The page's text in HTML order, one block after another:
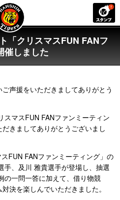
「クリスマスFUN FANフ
催しました
声援をいただきましてありがとう
スマスFUN FANファンミーティン
きましてありがとうございまし
FUN FANファンミーティング」の
手、及川 雅貴選手が登場し、抽選
の一問一答に加えて、借り物競
決を楽しんでいただきました。